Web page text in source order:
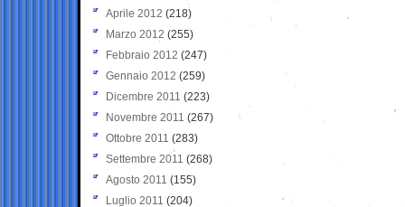
Aprile 2012 (218)
Marzo 2012 (255)
Febbraio 2012 (247)
Gennaio 2012 (259)
Dicembre 2011 (223)
Novembre 2011 (267)
Ottobre 2011 (283)
Settembre 2011 (268)
Agosto 2011 (155)
Luglio 2011 (204)